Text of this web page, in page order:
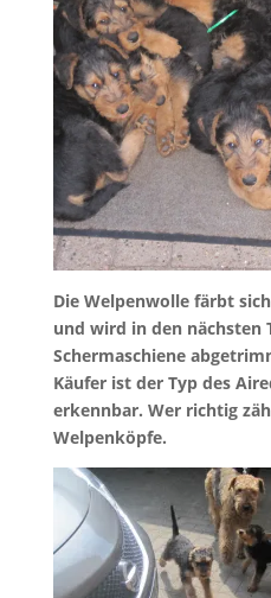
Die Welpenwolle färbt
und wird in den nächsten
Schermaschiene
Käufer ist der Typ des
erkennbar. Wer richtig
Welpenköpfe.